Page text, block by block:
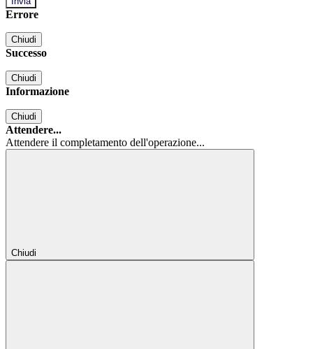
Errore
Chiudi
Successo
Chiudi
Informazione
Chiudi
Attendere...
Attendere il completamento dell'operazione...
Chiudi